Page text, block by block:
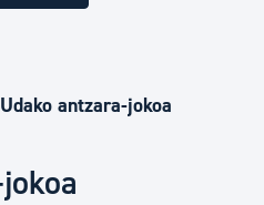
Udako antzara-jokoa